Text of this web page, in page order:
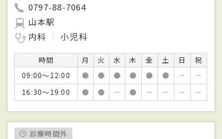
0797-88-7064
山本駅
内科
小児科
時間 月 火 水 木 金 土 日
祝
09:00～12:00
● ● ● ● ● ● －
－
16:30～19:00
● ● － ● － － － －
診療時間外